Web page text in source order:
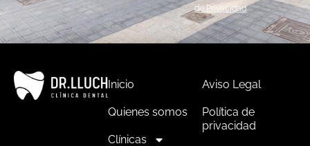
de Privacidad.
Inicio
Quienes somos
Clínicas
Aviso Legal
Política de
privacidad